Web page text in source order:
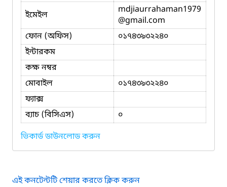
ইমেইল
mdjiaurrahaman1979
@gmail.com
ফোন (অফিস)
০১৭৪৩৯৩২২৪০
ইন্টারকম
কক্ষ নম্বর
মোবাইল
০১৭৪৩৯৩২২৪০
ফ্যাক্স
ব্যাচ (বিসিএস)
০
ভিকার্ড ডাউনলোড করুন
এই কনটেন্টটি শেয়ার করতে ক্লিক করুন